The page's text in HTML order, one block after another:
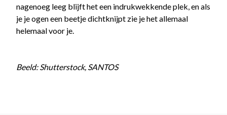
nagenoeg leeg blijft het een indrukwekkende plek, en als
je je ogen een beetje dichtknijpt zie je het allemaal
helemaal voor je.
Beeld: Shutterstock, SANTOS